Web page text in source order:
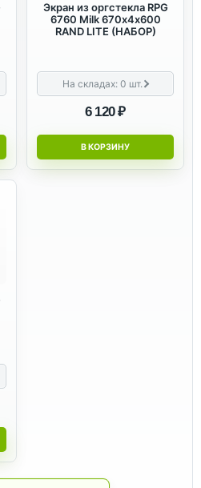
Экран из оргстекла RPG
6760 Milk 670х4х600
RAND LITE (НАБОР)
На складах:0 шт.
6 120 ₽
В КОРЗИНУ